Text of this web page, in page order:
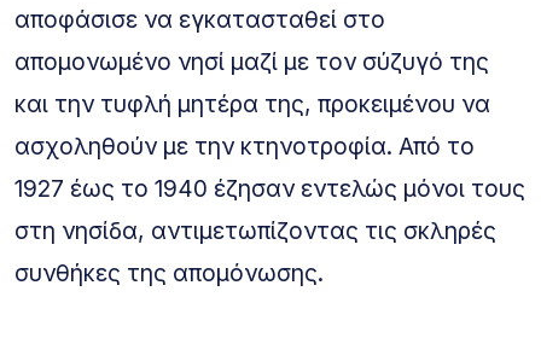
αποφάσισε να εγκατασταθεί στο
απομονωμένο νησί μαζί με τον σύζυγό της
και την τυφλή μητέρα της, προκειμένου να
ασχοληθούν με την κτηνοτροφία. Από το
1927 έως το 1940 έζησαν εντελώς μόνοι τους
στη νησίδα, αντιμετωπίζοντας τις σκληρές
συνθήκες της απομόνωσης.